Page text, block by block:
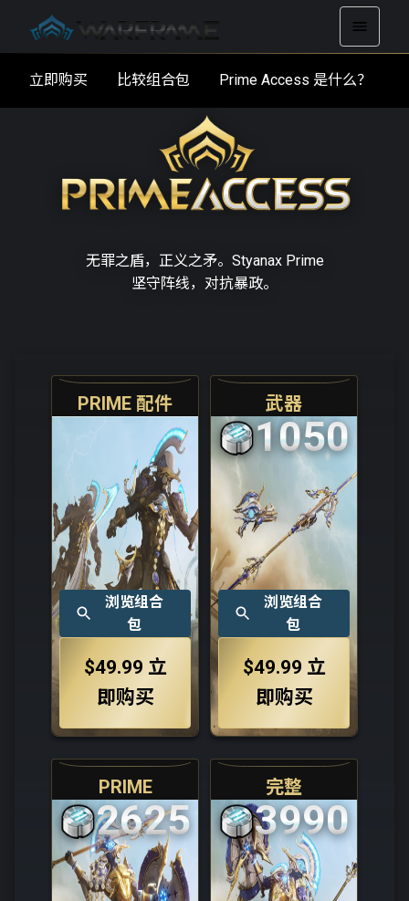
立即购买 比较组合包 Prime Access 是什么？
无罪之盾，正义之矛。Styanax Prime
坚守阵线，对抗暴政。
PRIME 配件
浏览组合
包
$49.99 立
即购买
武器
1050
浏览组合
包
$49.99 立
即购买
PRIME
2625
完整
3990